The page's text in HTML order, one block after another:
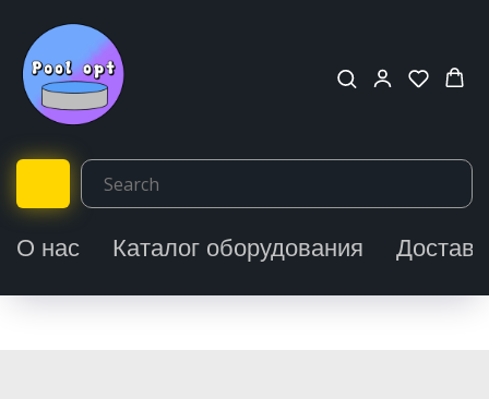
О нас Каталог оборудования